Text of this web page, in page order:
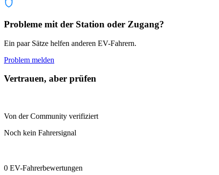
Probleme mit der Station oder Zugang?
Ein paar Sätze helfen anderen EV-Fahrern.
Problem melden
Vertrauen, aber prüfen
Von der Community verifiziert
Noch kein Fahrersignal
0 EV-Fahrerbewertungen